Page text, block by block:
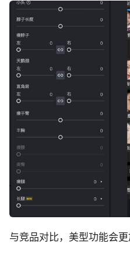
与竞品对比，美型功能会